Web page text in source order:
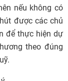
nếu không có
được các chủ
để thực hiện dự
theo đúng